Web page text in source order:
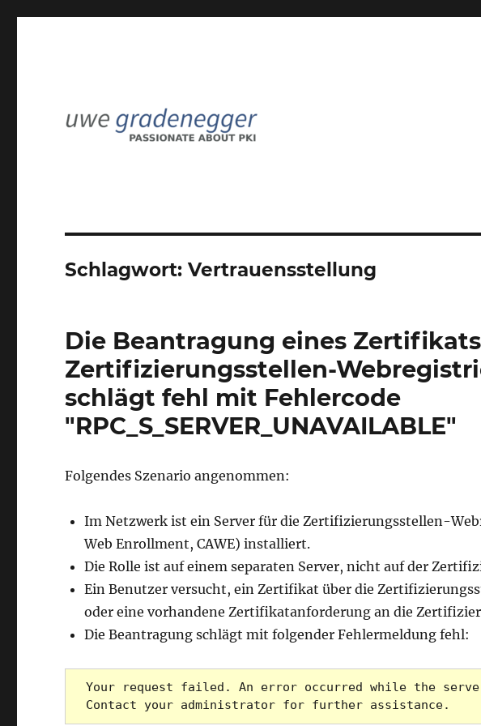
Schlagwort:Vertrauensstellung
Die Beantragung eines
Zertifizierungsstellen-
schlägt fehl mit Fehlercode
"RPC_S_SERVER_UNAVAILABLE"
Folgendes Szenario angenommen:
Im Netzwerk ist ein Server für die Zertifizierungsstellen-
Web Enrollment, CAWE) installiert.
Die Rolle ist auf einem separaten Server, nicht auf der
Ein Benutzer versucht, ein Zertifikat über die
oder eine vorhandene Zertifikatanforderung an die
Die Beantragung schlägt mit folgender Fehlermeldung fehl:
Your request failed. An error occurred while the
Contact your administrator for further assistance.